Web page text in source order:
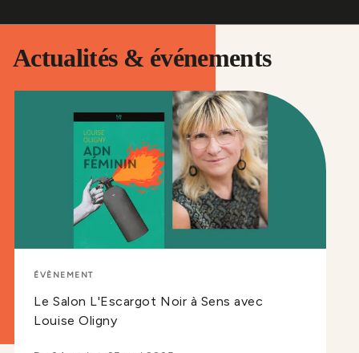
Actualités & événements
ÉVÈNEMENT
Le Salon L'Escargot Noir à Sens avec
Louise Oligny